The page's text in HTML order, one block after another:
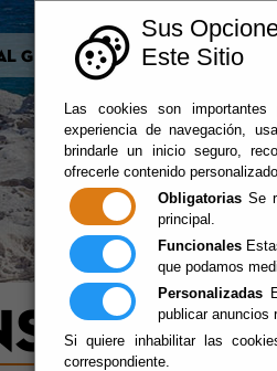
Sus
Este Sitio
Las cookies son
experiencia de navegación,
brindarle un inicio seguro,
ofrecerle contenido
Obligatorias Se
principal.
Funcionales
que podamos
Personalizadas
publicar anuncios
Si quiere inhabilitar las
correspondiente.
Guide Filming in Almería